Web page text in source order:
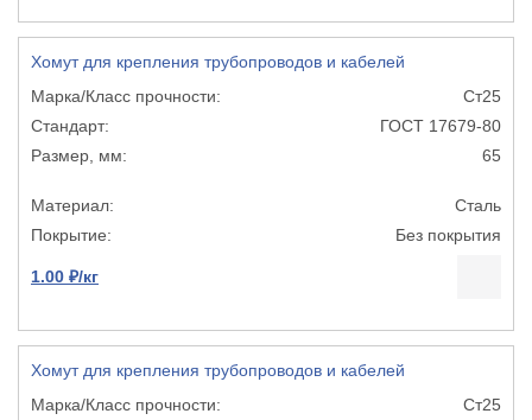
Хомут для крепления трубопроводов и кабелей
Ст25
ГОСТ 17679-80
65
Сталь
Без покрытия
1.00 ₽/кг
Хомут для крепления трубопроводов и кабелей
Ст25